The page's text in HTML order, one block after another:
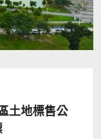
土地標售公